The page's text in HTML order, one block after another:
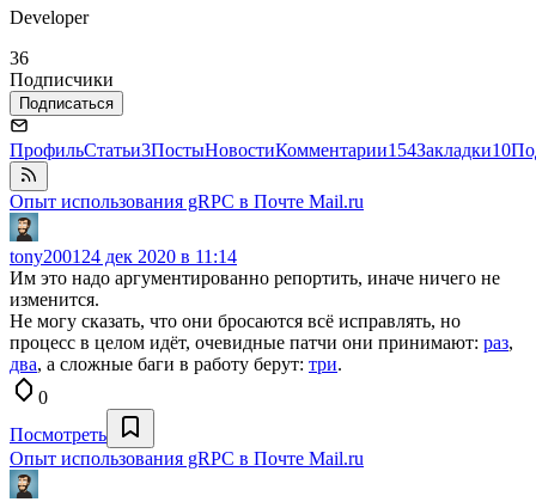
Developer
36
Подписчики
Подписаться
ПрофильСтатьи3ПостыНовостиКомментарии154Закладки10
Опыт использования gRPC в Почте Mail.ru
tony2001 24 дек 2020 в 11:14
Им это надо аргументированно репортить, иначе ничего не
изменится.
Не могу сказать, что они бросаются всё исправлять, но
процесс в целом идёт, очевидные патчи они принимают: раз,
два, а сложные баги в работу берут: три.
0
Посмотреть
Опыт использования gRPC в Почте Mail.ru